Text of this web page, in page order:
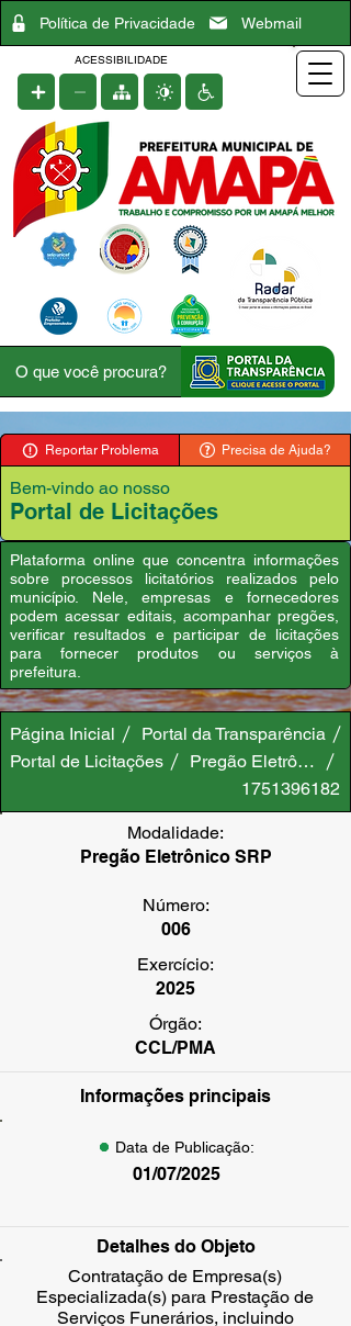
Política de Privacidade Webmail
ACESSIBILIDADE
Reportar Problema Precisa de Ajuda?
Bem-vindo ao nosso
Portal de Licitações
Plataforma online que concentra informações
sobre processos licitatórios realizados pelo
município. Nele, empresas e fornecedores
podem acessar editais, acompanhar pregões,
verificar resultados e participar de licitações
para fornecer produtos ou serviços à
prefeitura.
Página Inicial
Portal da Transparência
Portal de Licitações
Pregão Eletrônico SRP
1751396182
Modalidade:
Pregão Eletrônico SRP
Número:
006
Exercício:
2025
Órgão:
CCL/PMA
Informações principais
Data de Publicação:
01/07/2025
Detalhes do Objeto
Contratação de Empresa(s)
Especializada(s) para Prestação de
Serviços Funerários, incluindo